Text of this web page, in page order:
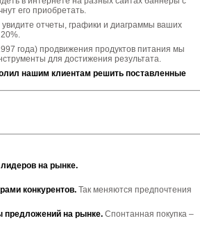
его приобретать.
увидите отчеты, графики и диаграммы ваших
года) продвижения продуктов питания мы
для достижения результата.
нашим клиентам решить поставленные
на рынке.
конкурентов. Так меняются предпочтения
предложений на рынке. Спонтанная покупка –